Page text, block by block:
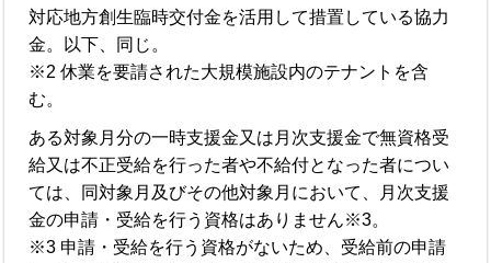
対応地方創生臨時交付金を活用して措置している協力
金。以下、同じ。
※2 休業を要請された大規模施設内のテナントを含
む。
ある対象月分の一時支援金又は月次支援金で無資格受
給又は不正受給を行った者や不給付となった者につい
ては、同対象月及びその他対象月において、月次支援
金の申請・受給を行う資格はありません※3。
※3 申請・受給を行う資格がないため、受給前の申請